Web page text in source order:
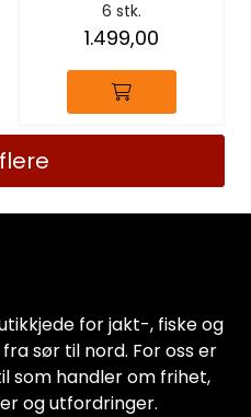
6 stk.
1.499,00
for jakt-, fiske og
sør til nord. For oss er
som handler om frihet,
og utfordringer.